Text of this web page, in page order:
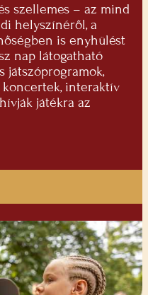
szellemes – az mind
helyszínéről, a
is enyhülést
nap látogatható
játszóprogramok,
koncertek, interaktív
játékra az